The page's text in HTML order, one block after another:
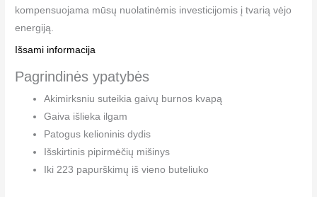
kompensuojama mūsų nuolatinėmis investicijomis į tvarią vėjo
energiją.
Išsami informacija
Pagrindinės ypatybės
Akimirksniu suteikia gaivų burnos kvapą
Gaiva išlieka ilgam
Patogus kelioninis dydis
Išskirtinis pipirmėčių mišinys
Iki 223 papurškimų iš vieno buteliuko